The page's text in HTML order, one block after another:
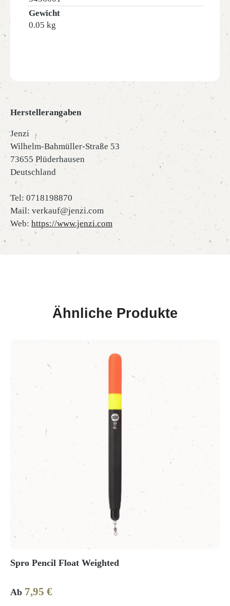
Gewicht
0.05 kg
Herstellerangaben
Jenzi
Wilhelm-Bahmüller-Straße 53
73655 Plüderhausen
Deutschland
Tel: 0718198870
Mail: verkauf@jenzi.com
Web: https://www.jenzi.com
Ähnliche Produkte
Produktgalerie überspringen
Spro Pencil Float Weighted
Regulärer Preis:
Ab 7,95 €